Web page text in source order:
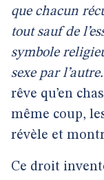
que chacun
tout sauf de
symbole
sexe par l’autre.
rêve qu’en
même coup,
révèle et
Ce droit